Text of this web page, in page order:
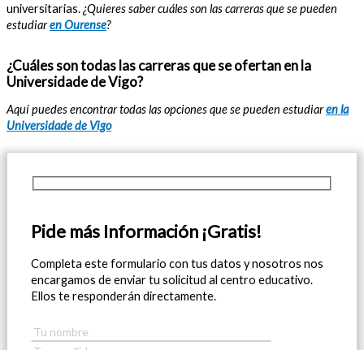
universitarias.¿Quieres saber cuáles son las carreras que se pueden
estudiaren Ourense?
¿Cuáles son todas las carreras que se ofertan en la
Universidade de Vigo?
Aquí puedes encontrar todas las opciones que se pueden estudiaren la
Universidade de Vigo
Pide más Información ¡Gratis!
Completa este formulario con tus datos y nosotros nos
encargamos de enviar tu solicitud al centro educativo.
Ellos te responderán directamente.